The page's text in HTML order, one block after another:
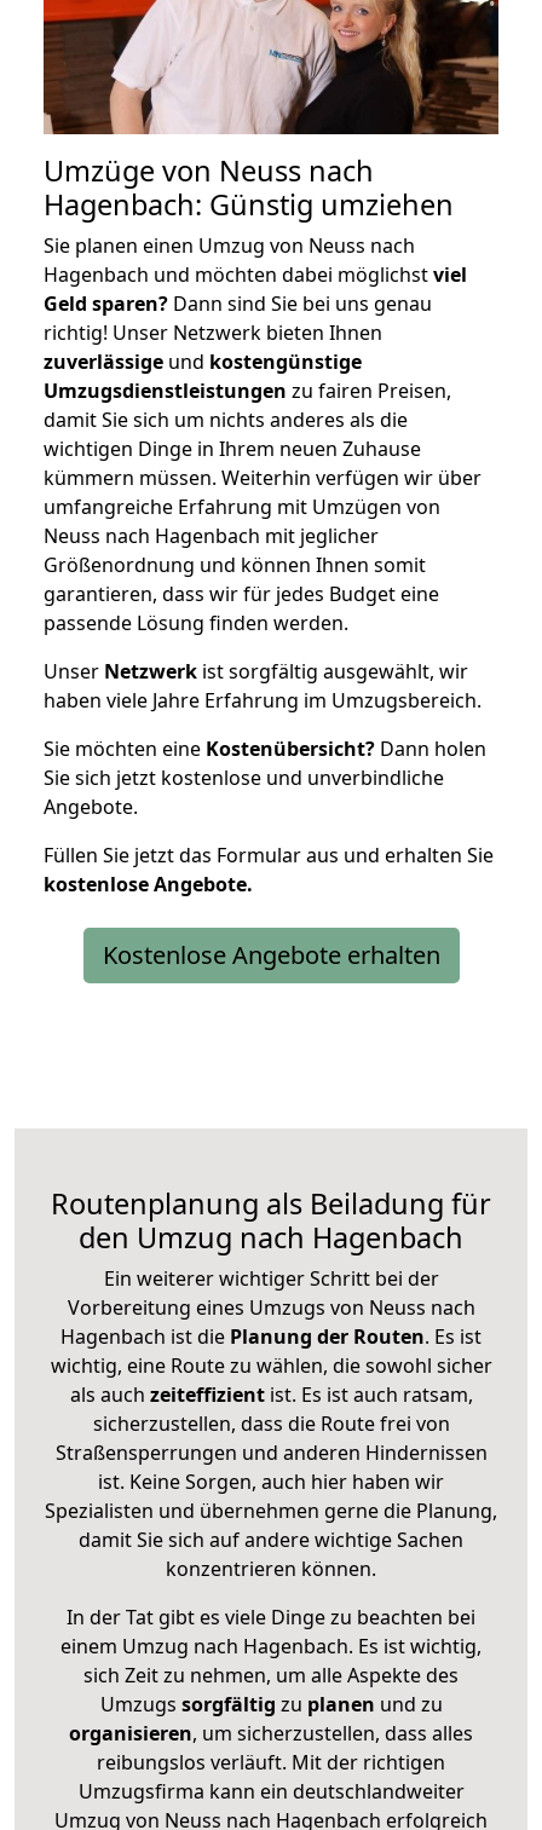
Umzüge von Neuss nach
Hagenbach: Günstig umziehen
Sie planen einen Umzug von Neuss nach
Hagenbach und möchten dabei möglichstviel
Geld sparen? Dann sind Sie bei uns genau
richtig! Unser Netzwerk bieten Ihnen
zuverlässige und kostengünstige
Umzugsdienstleistungen zu fairen Preisen,
damit Sie sich um nichts anderes als die
wichtigen Dinge in Ihrem neuen Zuhause
kümmern müssen. Weiterhin verfügen wir über
umfangreiche Erfahrung mit Umzügen von
Neuss nach Hagenbach mit jeglicher
Größenordnung und können Ihnen somit
garantieren, dass wir für jedes Budget eine
passende Lösung finden werden.
Unser Netzwerk ist sorgfältig ausgewählt, wir
haben viele Jahre Erfahrung im Umzugsbereich.
Sie möchten eine Kostenübersicht? Dann holen
Sie sich jetzt kostenlose und unverbindliche
Angebote.
Füllen Sie jetzt das Formular aus und erhalten Sie
kostenloseAngebote.
Kostenlose Angebote erhalten
Routenplanung als Beiladung für
den Umzug nach Hagenbach
Ein weiterer wichtiger Schritt bei der
Vorbereitung eines Umzugs von Neuss nach
Hagenbach ist die Planung der Routen. Es ist
wichtig, eine Route zu wählen, die sowohl sicher
als auch zeiteffizientist. Es ist auch ratsam,
sicherzustellen, dass die Route frei von
Straßensperrungen und anderen Hindernissen
ist. Keine Sorgen, auch hier haben wir
Spezialisten und übernehmen gerne die Planung,
damit Sie sich auf andere wichtige Sachen
konzentrieren können.
In der Tat gibt es viele Dinge zu beachten bei
einem Umzug nach Hagenbach. Es ist wichtig,
sich Zeit zu nehmen, um alle Aspekte des
Umzugs sorgfältig zu planen und zu
organisieren, um sicherzustellen, dass alles
reibungslos verläuft. Mit der richtigen
Umzugsfirma kann ein deutschlandweiter
Umzug von Neuss nach Hagenbach erfolgreich